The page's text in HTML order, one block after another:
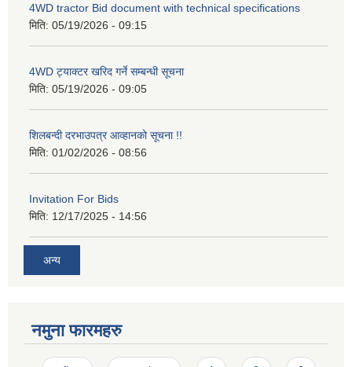
4WD tractor Bid document with technical specifications
मिति: 05/19/2026 - 09:15
4WD ट्याक्टर खरिद गर्ने सम्बन्धी सूचना
मिति: 05/19/2026 - 09:05
शिलबन्दी दरभाउपत्र आव्हानको सूचना !!
मिति: 01/02/2026 - 08:56
Invitation For Bids
मिति: 12/17/2025 - 14:56
अन्य
नमुना फारमहरु